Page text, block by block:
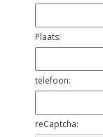
Plaats:
telefoon:
reCaptcha: